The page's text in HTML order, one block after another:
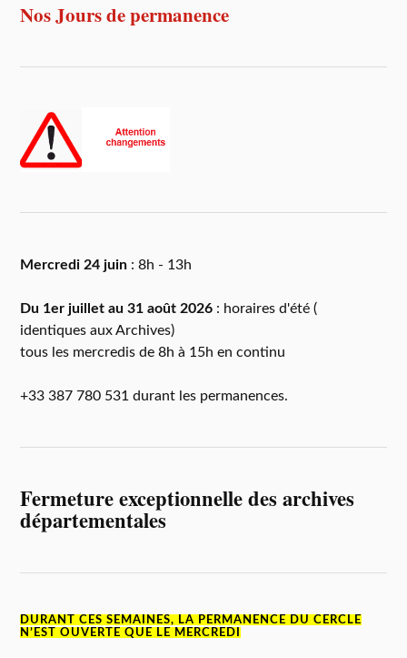
Nos Jours de permanence
Mercredi 24 juin : 8h - 13h
Du 1er juillet au 31 août 2026 : horaires d'été (
identiques aux Archives)
tous les mercredis de 8h à 15h en continu
+33 387 780 531 durant les permanences.
Fermeture exceptionnelle des archives
départementales
DURANT CES SEMAINES, LA PERMANENCE DU CERCLE
N’EST OUVERTE QUE LE MERCREDI